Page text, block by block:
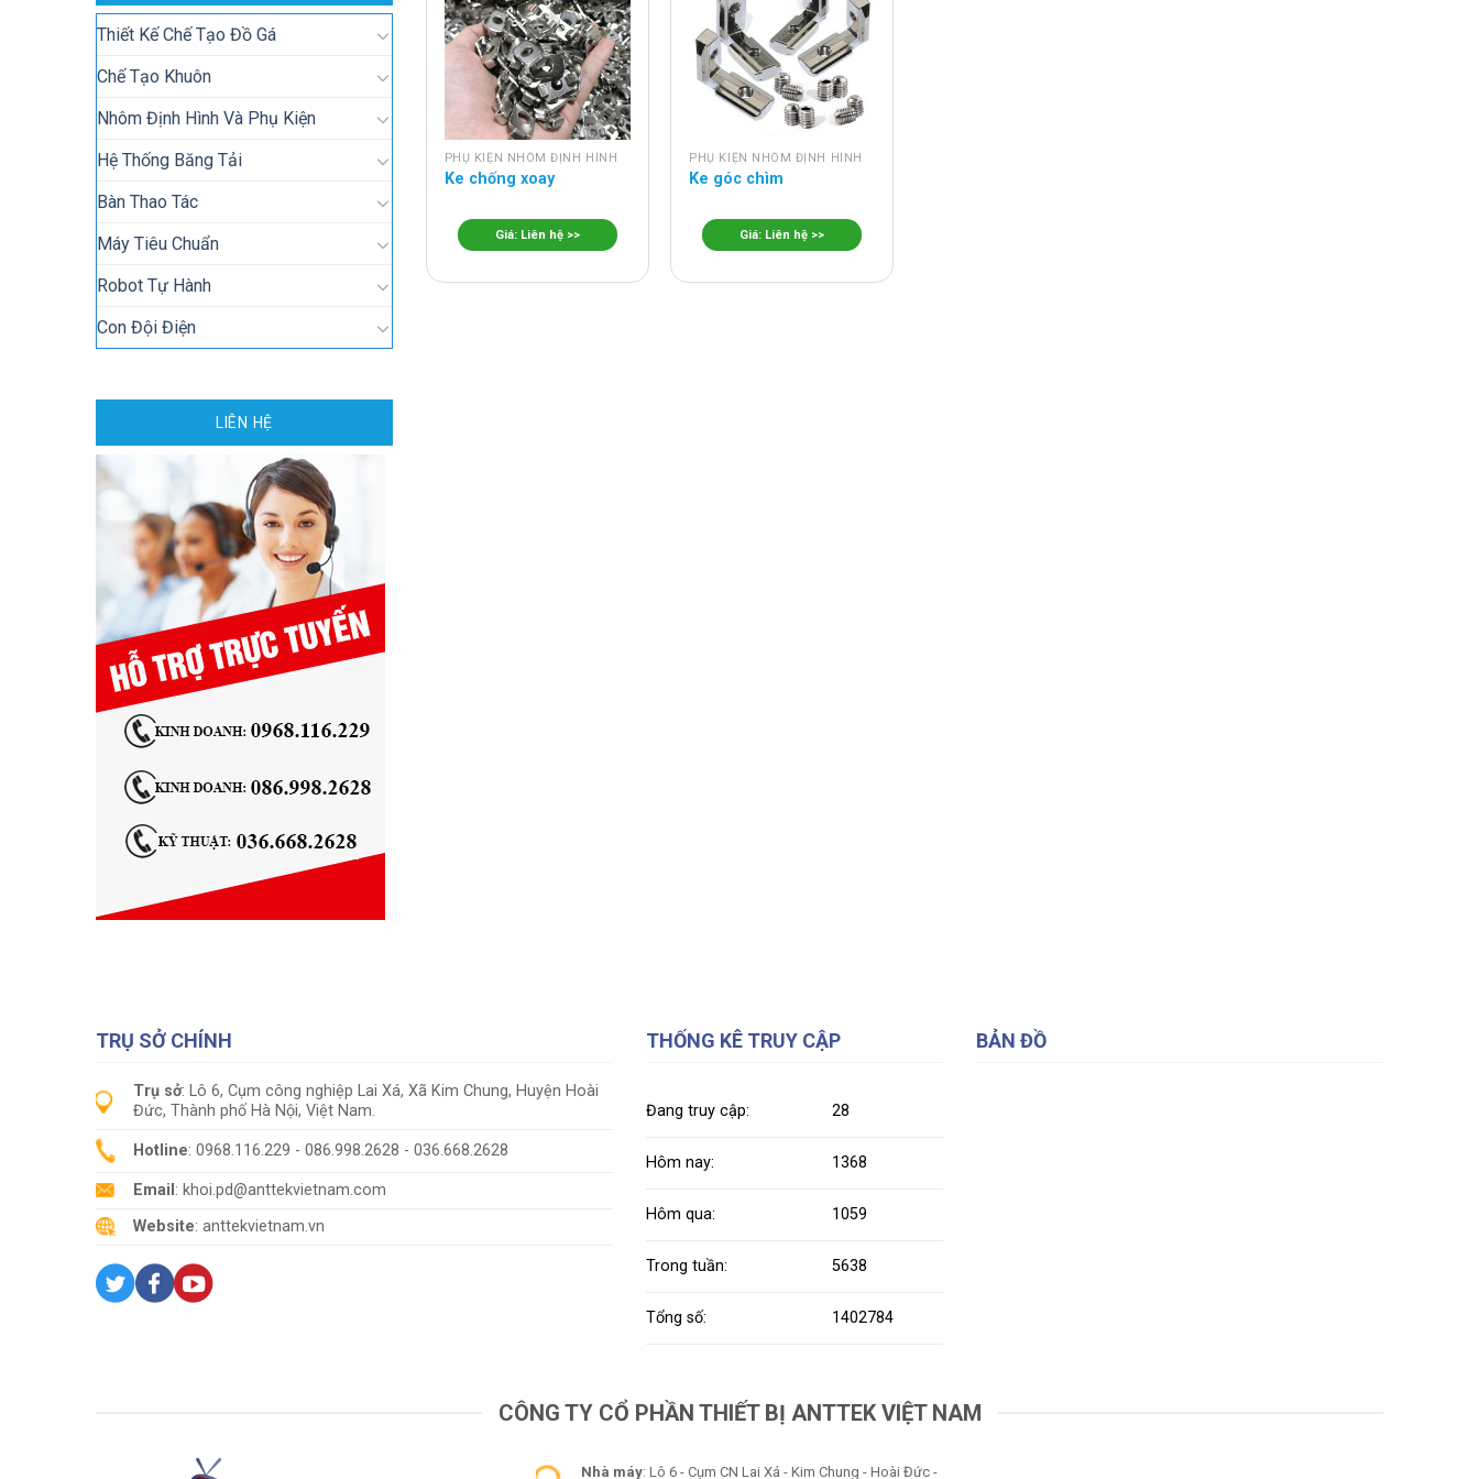
Thiết Kế Chế Tạo Đồ Gá
Chế Tạo Khuôn
Nhôm Định Hình Và Phụ Kiện
Hệ Thống Băng Tải
Bàn Thao Tác
Máy Tiêu Chuẩn
Robot Tự Hành
Con Đội Điện
LIÊN HỆ
PHỤ KIỆN NHÔM ĐỊNH HÌNH
Ke chống xoay
Giá: Liên hệ >>
PHỤ KIỆN NHÔM ĐỊNH HÌNH
Ke góc chìm
Giá: Liên hệ >>
TRỤ SỞ CHÍNH
Trụ sở: Lô 6, Cụm công nghiệp Lai Xá, Xã Kim Chung, Huyện Hoài
Đức, Thành phố Hà Nội, Việt Nam.
Hotline: 0968.116.229 - 086.998.2628 - 036.668.2628
Email : khoi.pd@anttekvietnam.com
Website: anttekvietnam.vn
THỐNG KÊ TRUY CẬP
Đang truy cập: 28
Hôm nay: 1368
Hôm qua: 1059
Trong tuần: 5638
Tổng số: 1402784
BẢN ĐỒ
CÔNG TY CỔ PHẦN THIẾT BỊ ANTTEK VIỆT NAM
Nhà máy: Lô 6 - Cụm CN Lai Xá - Kim Chung - Hoài Đức -